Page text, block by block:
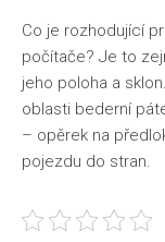
Co je rozhodující
počítače? Je to
jeho poloha a
oblasti bederní
– opěrek na
pojezdu do stran.